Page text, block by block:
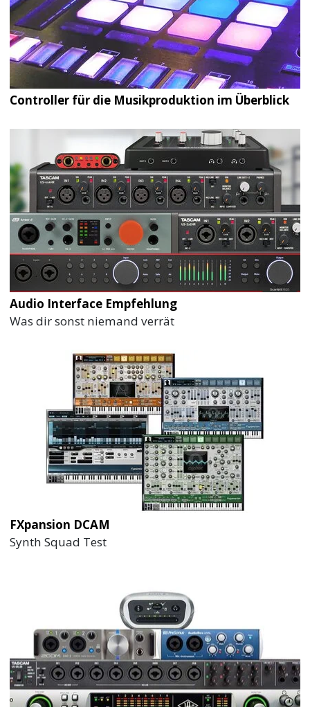
Controller für die Musikproduktion im Überblick
Audio Interface Empfehlung
Was dir sonst niemand verrät
FXpansion DCAM
Synth Squad Test